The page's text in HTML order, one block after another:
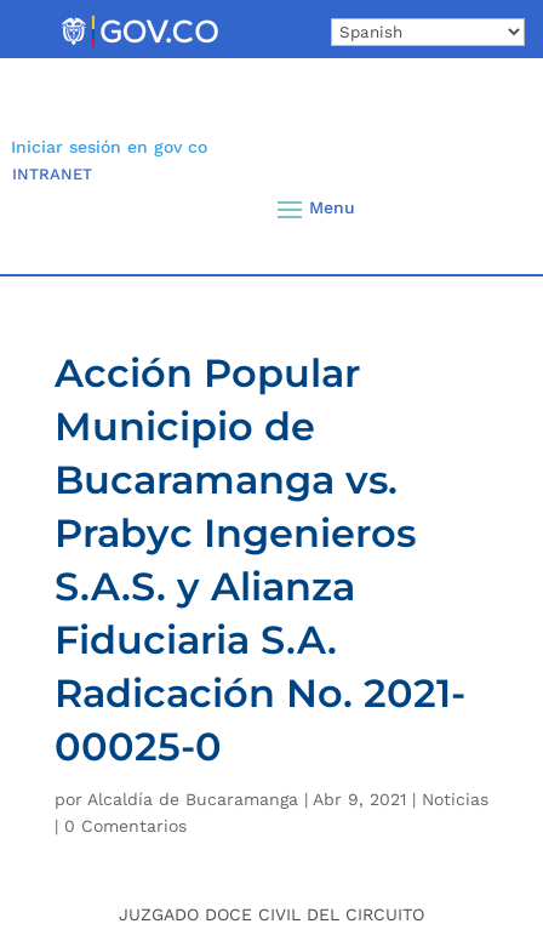
Iniciar sesión en gov co
INTRANET
Acción Popular
Municipio de
Bucaramanga vs.
Prabyc Ingenieros
S.A.S. y Alianza
Fiduciaria S.A.
Radicación No. 2021-
00025-0
por Alcaldía de Bucaramanga | Abr 9, 2021 | Noticias
| 0 Comentarios
JUZGADO DOCE CIVIL DEL CIRCUITO